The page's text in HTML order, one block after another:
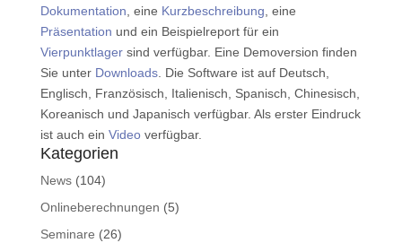
Dokumentation, eine Kurzbeschreibung, eine
Präsentation und ein Beispielreport für ein
Vierpunktlagersind verfügbar. Eine Demoversion finden
Sie unter Downloads. Die Software ist auf Deutsch,
Englisch, Französisch, Italienisch, Spanisch, Chinesisch,
Koreanisch und Japanisch verfügbar. Als erster Eindruck
ist auch ein Videoverfügbar.
Kategorien
News(104)
Onlineberechnungen (5)
Seminare (26)